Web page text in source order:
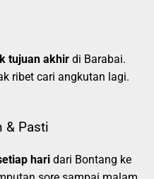
tujuan akhir di Barabai.
ribet cari angkutan lagi.
& Pasti
hari dari Bontang ke